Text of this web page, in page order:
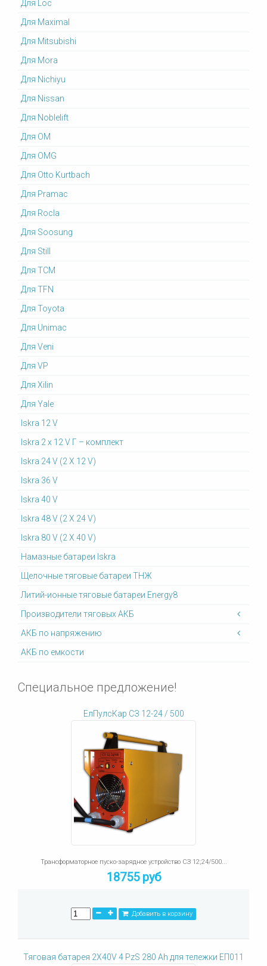
Для Loc
Для Maximal
Для Mitsubishi
Для Mora
Для Nichiyu
Для Nissan
Для Noblelift
Для OM
Для OMG
Для Otto Kurtbach
Для Pramac
Для Rocla
Для Soosung
Для Still
Для TCM
Для TFN
Для Toyota
Для Unimac
Для Veni
Для VP
Для Xilin
Для Yale
Iskra 12 V
Iskra 2 x 12 V Г – комплект
Iskra 24 V (2 X 12 V)
Iskra 36 V
Iskra 40 V
Iskra 48 V (2 X 24 V)
Iskra 80 V (2 X 40 V)
Намазные батареи Iskra
Щелочные тяговые батареи ТНЖ
Литий-ионные тяговые батареи Energy8
Производители тяговых АКБ
АКБ по напряжению
АКБ по емкости
Специальное предложение!
ЕлПулсКар СЗ 12-24 / 500
Трансформаторное пуско-зарядное устройство СЗ 12;24/500...
18755 руб
Добавить в корзину
Тяговая батарея 2X40V 4 PzS 280 Ah для тележки ЕП011